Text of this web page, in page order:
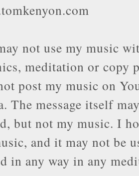
not use my music
meditation or copy
post my music on
The message itself
but not my music. I
and it may not be
in any way in any